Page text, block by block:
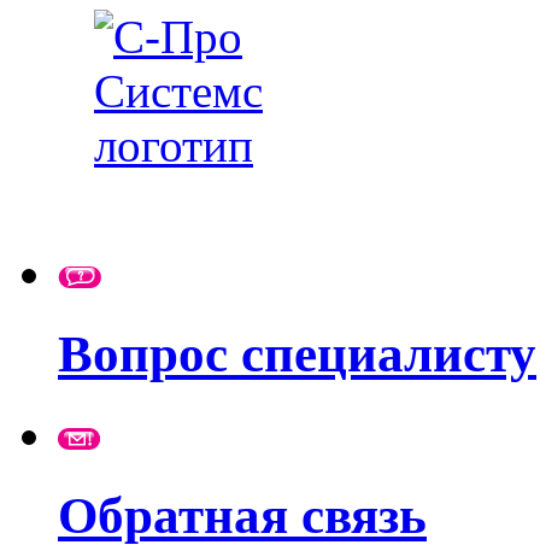
Вопрос специалисту
Обратная связь